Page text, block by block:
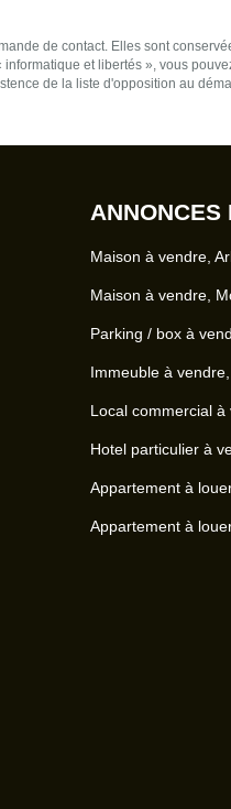
de contact. Elles sont
et libertés », vous
de la liste d'opposition au
ANNONCES
Maison à vendre,
Maison à vendre,
Parking / box à
Immeuble à
Local commercial à
Hotel particulier à
Appartement à
Appartement à